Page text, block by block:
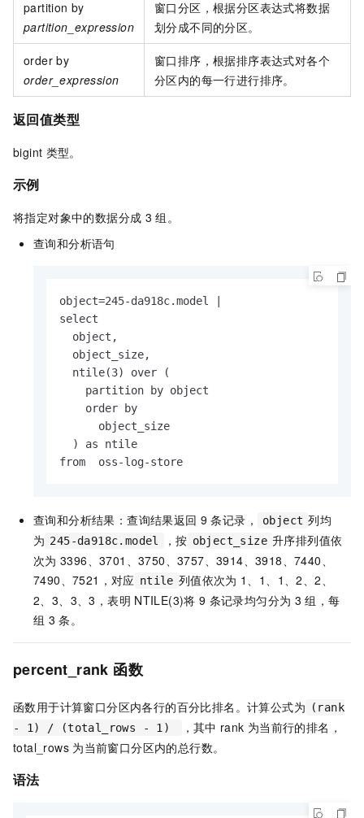
partition by
partition_expression
窗口分区，根据分区表达式将数据
划分成不同的分区。
order by
order_expression
窗口排序，根据排序表达式对各个
分区内的每一行进行排序。
返回值类型
bigint 类型。
示例
将指定对象中的数据分成 3 组。
查询和分析语句
object=245-da918c.model |
select
  object,
  object_size,
  ntile(3) over (
    partition by object
    order by
      object_size
  ) as ntile
from  oss-log-store
查询和分析结果：查询结果返回 9 条记录， object 列均
为 245-da918c.model ，按 object_size 升序排列值依
次为 3396、3701、3750、3757、3914、3918、7440、
7490、7521，对应 ntile 列值依次为 1、1、1、2、2、
2、3、3、3，表明 NTILE(3)将 9 条记录均匀分为 3 组，每
组 3 条。
percent_rank 函数
函数用于计算窗口分区内各行的百分比排名。计算公式为
(rank
- 1) / (total_rows - 1)
，其中 rank 为当前行的排名，
total_rows 为当前窗口分区内的总行数。
语法